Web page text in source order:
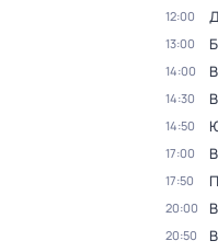
12:00
13:00
14:00
14:30
14:50
17:00
17:50
20:00
20:50